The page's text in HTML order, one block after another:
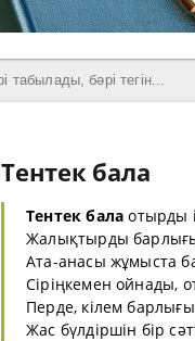
Тентек бала
Тентек бала отырды
Жалықтырды
Ата-анасы жұмыста
Сіріңкемен ойнады,
Перде, кілем
Жас бүлдіршін бір